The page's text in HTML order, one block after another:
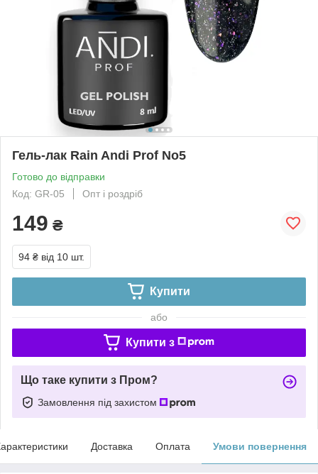
Гель-лак Rain Andi Prof No5
Готово до відправки
Код: GR-05
Опт і роздріб
149 ₴
94 ₴ від 10 шт.
Купити
або
Купити з
Що таке купити з Пром?
Замовлення під захистом
Доставка Оплата Умови повернення